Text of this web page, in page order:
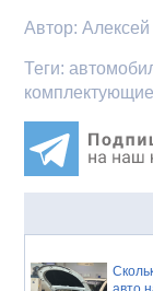
Автор:
Теги:
комплектующие |